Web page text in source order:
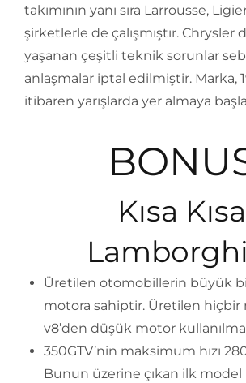
takımının yanı sıra Larrousse,
şirketlerle de çalışmıştır. Chrysler
yaşanan çeşitli teknik sorunlar
anlaşmalar iptal edilmiştir. Marka,
itibaren yarışlarda yer almaya
Kısa Kısa
Üretilen otomobillerin büyük bir
motora sahiptir. Üretilen hiçbir
v8’den düşük motor
350GTV’nin maksimum hızı
Bunun üzerine çıkan ilk